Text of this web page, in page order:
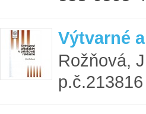
Výtvarné
Rožňová,
p.č.213816